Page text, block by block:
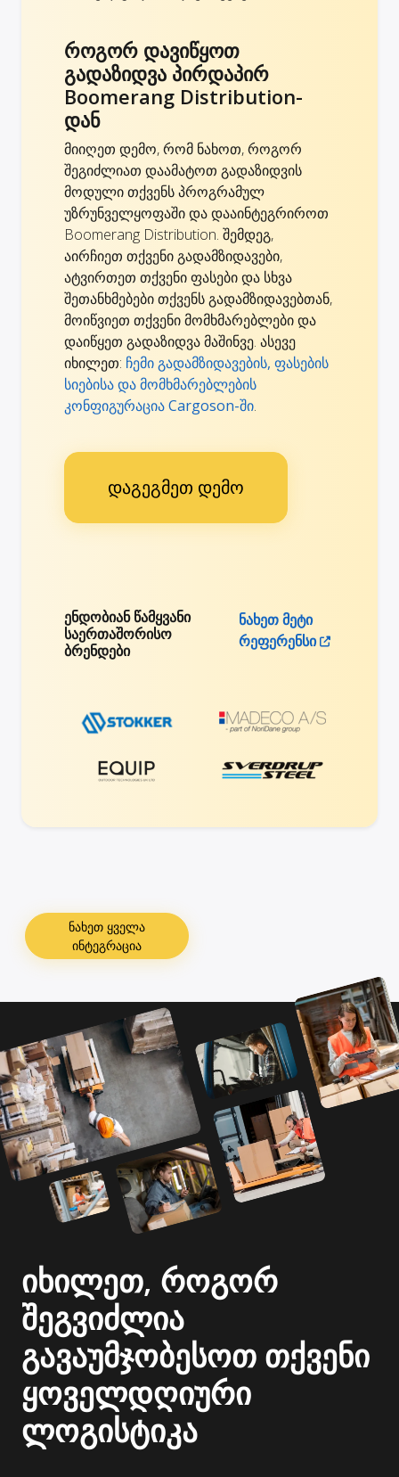
როგორ დავიწყოთ
გადაზიდვა პირდაპირ
Boomerang Distribution-
დან
მიიღეთ დემო, რომ ნახოთ, როგორ
შეგიძლიათ დაამატოთ გადაზიდვის
მოდული თქვენს პროგრამულ
უზრუნველყოფაში და დააინტეგრიროთ
Boomerang Distribution. შემდეგ,
აირჩიეთ თქვენი გადამზიდავები,
ატვირთეთ თქვენი ფასები და სხვა
შეთანხმებები თქვენს გადამზიდავებთან,
მოიწვიეთ თქვენი მომხმარებლები და
დაიწყეთ გადაზიდვა მაშინვე. ასევე
იხილეთ: ჩემი გადამზიდავების, ფასების
სიებისა და მომხმარებლების
კონფიგურაცია Cargoson-ში.
დაგეგმეთ დემო
ენდობიან წამყვანი
საერთაშორისო
ბრენდები
ნახეთ მეტი
რეფერენსი
ნახეთ ყველა
ინტეგრაცია
იხილეთ, როგორ
შეგვიძლია
გავაუმჯობესოთ თქვენი
ყოველდღიური
ლოგისტიკა